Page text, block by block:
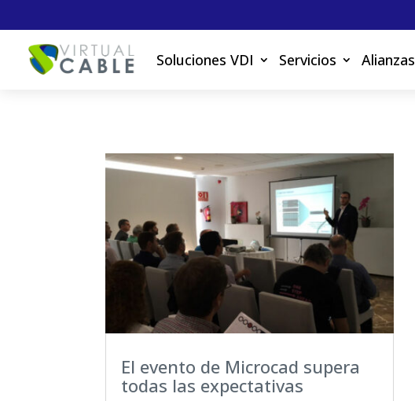
Soluciones VDI Servicios Alianzas
El evento de Microcad supera
todas las expectativas